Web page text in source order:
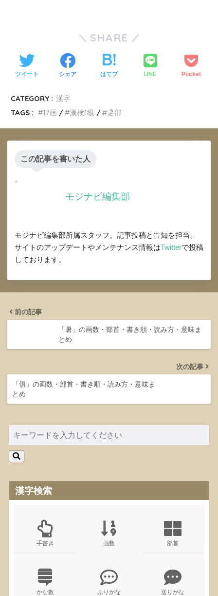
SHARE
ツイート シェア はてブ LINE Pocket
CATEGORY : 漢字
TAGS :
17画 漢検1級 辵部
この記事を書いた人
モジナビ編集部
モジナビ編集部所属スタッフ。記事投稿と告知を担当。
サイトのアップデートやメンテナンス情報はTwitterで投稿
しております。
前の記事
「暑」の画数・部首・書き順・読み方・意味ま
とめ
次の記事
「俱」の画数・部首・書き順・読み方・意味ま
とめ
漢字検索
手書き 画数 部首
かな数 ふりがな 送りがな